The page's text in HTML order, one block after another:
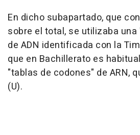
En dicho subapartado, que
sobre el total, se utilizaba
de ADN identificada con la
que en Bachillerato es
"tablas de codones" de ARN,
(U).